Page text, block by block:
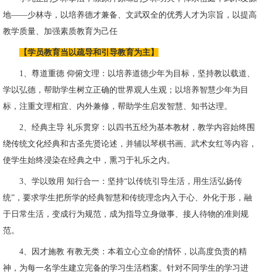
地——少林寺，以培养德才兼备、文武双全的优秀人才为宗旨，以提高
教学质量、加强素质教育为己任
【学员教育当以疏导和引导教育为主】
1、尊道重德 仰俯文理：以培养道德少年为目标，坚持教以载道、
学以弘德，帮助学生树立正确的世界观人生观；以培养智慧少年为目
标，注重文理相宜、内外兼修，帮助学生启发智慧、知书达理。
2、经典主导 礼乐贯穿：以四书五经为基本教材，教学内容始终围
绕传统文化经典和古圣先贤论述，并辅以琴棋书画、武术女红等内容，
使学生始终浸染在经典之中，熏习于礼乐之内。
3、学以致用 知行合一：坚持“以传统引导生活，用生活弘扬传
统”，要求学生把所学的经典智慧和传统理念内入于心、外化于形，融
于日常生活，变成行为规范，成为指导立身做事、接人待物的准则规
范。
4、因才施教 有教无类：本着立心立命的情怀，以高度负责的精
神，为每一名学生建立完备的学习生活档案。针对不同学生的学习进